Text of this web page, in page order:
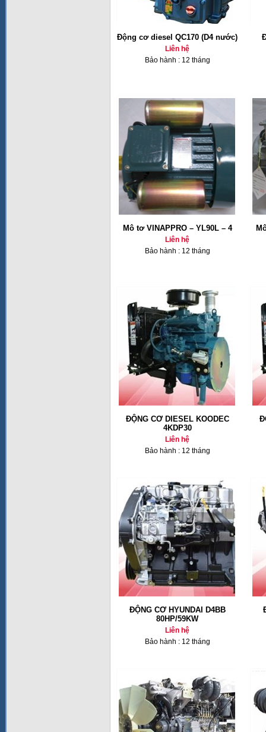
Động cơ diesel QC170 (D4 nước)
Liên hệ
Bảo hành : 12 tháng
Mô tơ VINAPPRO – YL90L – 4
Liên hệ
Bảo hành : 12 tháng
ĐỘNG CƠ DIESEL KOODEC
4KDP30
Liên hệ
Bảo hành : 12 tháng
ĐỘNG CƠ HYUNDAI D4BB
80HP/59KW
Liên hệ
Bảo hành : 12 tháng